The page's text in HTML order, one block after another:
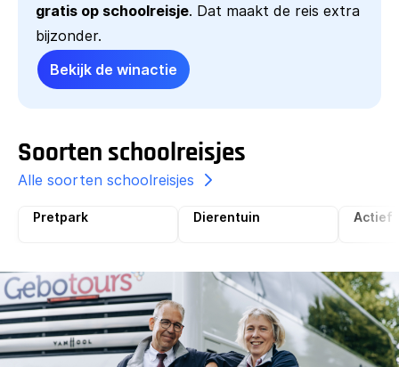
gratis op schoolreisje. Dat maakt de reis extra
bijzonder.
Bekijk de winactie
Soorten schoolreisjes
Alle soorten schoolreisjes
Pretpark Dierentuin Actief